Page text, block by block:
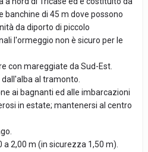
banchine di 45 m dove possono
da diporto di piccolo
l'ormeggio non è sicuro per le
con mareggiate da Sud-Est.
al tramonto.
ai bagnanti ed alle imbarcazioni
in estate; mantenersi al centro
a 2,00 m (in sicurezza 1,50 m).